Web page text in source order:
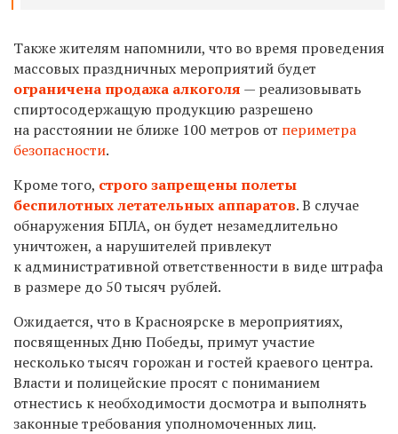
Также жителям напомнили, что во время проведения
массовых праздничных мероприятий будет
ограничена продажа алкоголя — реализовывать
спиртосодержащую продукцию разрешено
на расстоянии не ближе 100 метров от периметра
безопасности.
Кроме того, строго запрещены полеты
беспилотных летательных аппаратов. В случае
обнаружения БПЛА, он будет незамедлительно
уничтожен, а нарушителей привлекут
к административной ответственности в виде штрафа
в размере до 50 тысяч рублей.
Ожидается, что в Красноярске в мероприятиях,
посвященных Дню Победы, примут участие
несколько тысяч горожан и гостей краевого центра.
Власти и полицейские просят с пониманием
отнестись к необходимости досмотра и выполнять
законные требования уполномоченных лиц.